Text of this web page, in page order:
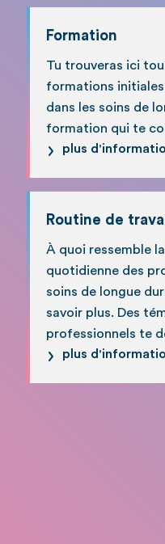
Formation
Tu trouveras ici
formations
dans les soins de
formation qui te
plus
Routine de
À quoi ressemble
quotidienne des
soins de longue
savoir plus. Des
professionnels te
plus